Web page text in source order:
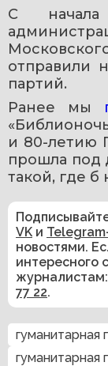
С
отправили
партий.
Ранее мы
и 80-летию
прошла под
такой, где б
VK и
новостями.
интересного
журналистам:
77 22.
гуманитарная
гуманитарная